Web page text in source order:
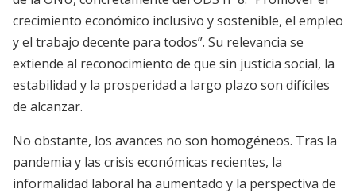
crecimiento económico inclusivo y sostenible, el empleo
y el trabajo decente para todos”. Su relevancia se
extiende al reconocimiento de que sin justicia social, la
estabilidad y la prosperidad a largo plazo son difíciles
de alcanzar.
No obstante, los avances no son homogéneos. Tras la
pandemia y las crisis económicas recientes, la
informalidad laboral ha aumentado y la perspectiva de